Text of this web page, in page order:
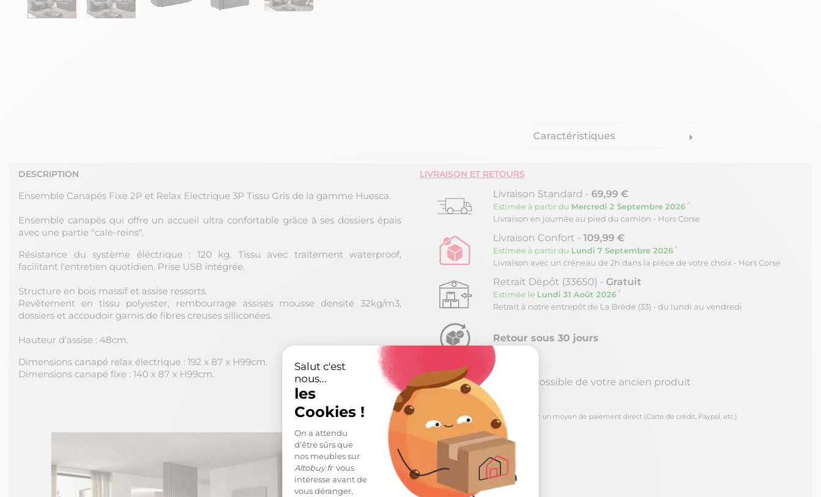
Salut c'est
nous...
les
Cookies !
On a attendu
d'être sûrs que
nos meubles sur
Altobuy.frvous
intéresse avant de
vous déranger,
Caractéristiques arrow_right
DESCRIPTION
Ensemble Canapés Fixe 2P et Relax Electrique 3P Tissu Gris de la gamme Huesca.
Ensemble canapés qui offre un accueil ultra confortable grâce à ses dossiers épais
avec une partie "cale-reins".
Résistance du système éléctrique : 120 kg. Tissu avec traitement waterproof,
facilitant l'entretien quotidien. Prise USB intégrée.
Structure en bois massif et assise ressorts.
Revêtement en tissu polyester, rembourrage assises mousse densité 32kg/m3,
dossiers et accoudoir garnis de fibres creuses silliconées.
Hauteur d'assise : 48cm.
Dimensions canapé relax électrique : 192 x 87 x H99cm.
Dimensions canapé fixe : 140 x 87 x H99cm.
LIVRAISON ET RETOURS
Livraison Standard - 69,99 €
Estimée à partir du Mercredi 2 Septembre 2026 *
Livraison en journée au pied du camion - Hors Corse
Livraison Confort - 109,99 €
Estimée à partir du Lundi 7 Septembre 2026 *
Livraison avec un créneau de 2h dans la pièce de votre choix - Hors Corse
Retrait Dépôt (33650) - Gratuit
Estimée le Lundi 31 Août 2026 *
Retrait à notre entrepôt de La Brède (33) - du lundi au vendredi
Retour sous 30 jours
Reprise possible de votre ancien produit
pour toute commande passée avec un moyen de paiement direct (Carte de crédit, Paypal, etc.)